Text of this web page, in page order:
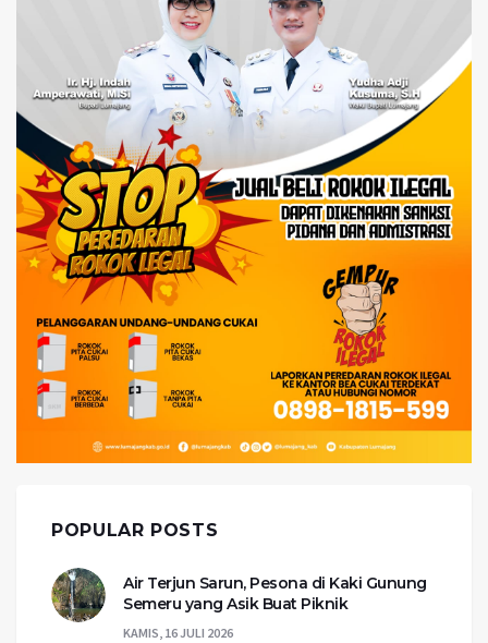
POPULAR POSTS
Air Terjun Sarun, Pesona di Kaki Gunung
Semeru yang Asik Buat Piknik
KAMIS, 16 JULI 2026